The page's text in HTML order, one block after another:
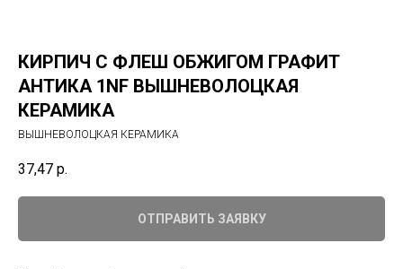
КИРПИЧ С ФЛЕШ ОБЖИГОМ ГРАФИТ
АНТИКА 1NF ВЫШНЕВОЛОЦКАЯ
КЕРАМИКА
ВЫШНЕВОЛОЦКАЯ КЕРАМИКА
37,47 р.
ОТПРАВИТЬ ЗАЯВКУ